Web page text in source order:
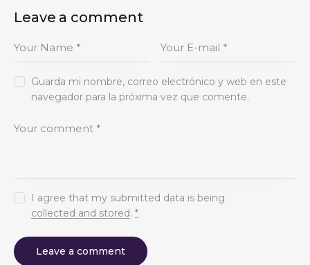
Leave a comment
Guarda mi nombre, correo electrónico y web en este
navegador para la próxima vez que comente.
I agree that my submitted data is being
collected and stored.*